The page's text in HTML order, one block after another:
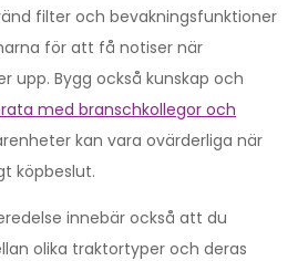
filter och bevakningsfunktioner
för att få notiser när
upp. Bygg också kunskap och
med branschkollegor och
kan vara ovärderliga när
köpbeslut.
innebär också att du
olika traktortyper och deras